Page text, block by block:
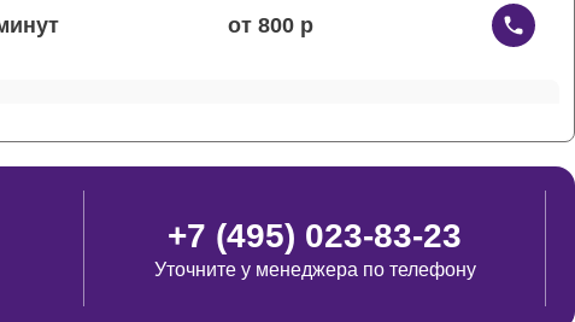
от 800
+7 (495) 023-83-23
Уточните у менеджера по телефону